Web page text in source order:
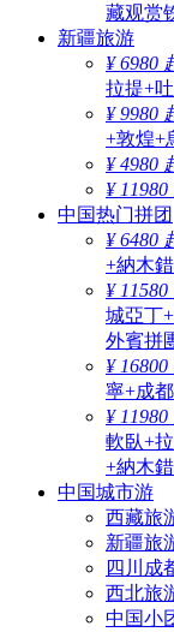
藏观赏
新疆旅游
¥ 6980
拉提+
¥ 9980
+敦煌+
¥ 4980
¥ 11980
中国热门拼团
¥ 6480
+納木
¥ 11580
城亞丁
外賓拼
¥ 16800
寧+成
¥ 11980
軟臥+
+納木
中国城市游
西藏旅
新疆旅
四川成
西北旅
中国小